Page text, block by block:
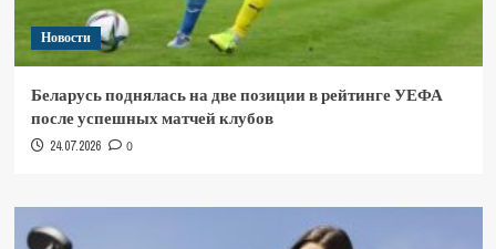
Новости
Беларусь поднялась на две позиции в рейтинге УЕФА
после успешных матчей клубов
24.07.2026 0